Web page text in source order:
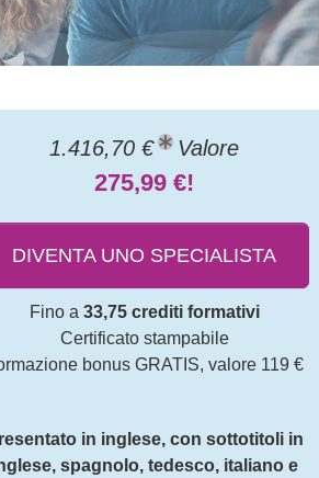
1.416,70 € Valore
275,99 €!
DIVENTA UNO SPECIALISTA
Fino a 33,75 crediti formativi
Certificato stampabile
bonus GRATIS, valore 119 €
in inglese, con sottotitoli in
spagnolo, tedesco, italiano e